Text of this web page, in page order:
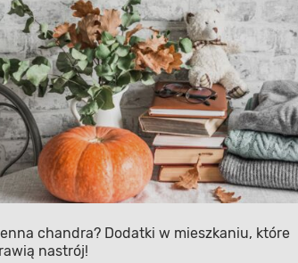
chandra? Dodatki w mieszkaniu, które
nastrój!